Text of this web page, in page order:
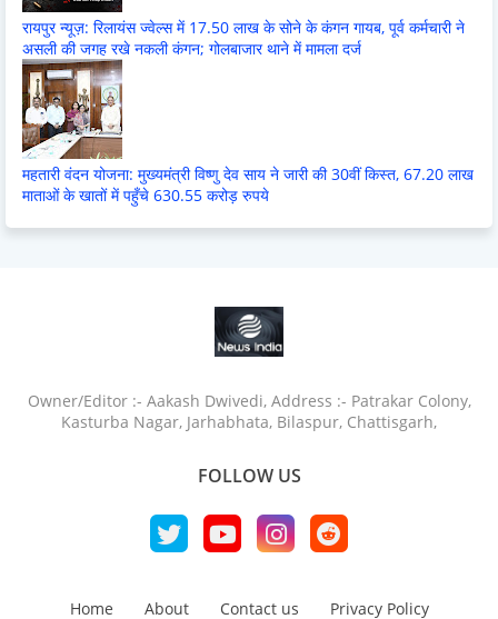
रायपुर न्यूज़: रिलायंस ज्वेल्स में 17.50 लाख के सोने के कंगन गायब, पूर्व कर्मचारी ने
असली की जगह रखे नकली कंगन; गोलबाजार थाने में मामला दर्ज
महतारी वंदन योजना: मुख्यमंत्री विष्णु देव साय ने जारी की 30वीं किस्त, 67.20 लाख
माताओं के खातों में पहुँचे 630.55 करोड़ रुपये
Owner/Editor :- Aakash Dwivedi, Address :- Patrakar Colony,
Kasturba Nagar, Jarhabhata, Bilaspur, Chattisgarh,
FOLLOW US
Home About Contact us Privacy Policy